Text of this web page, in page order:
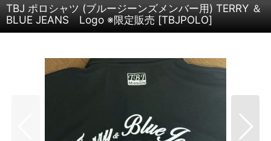
TBJ ポロシャツ (ブルージーンズメンバー用) TERRY ＆
BLUE JEANS Logo ※限定販売 [TBJPOLO]